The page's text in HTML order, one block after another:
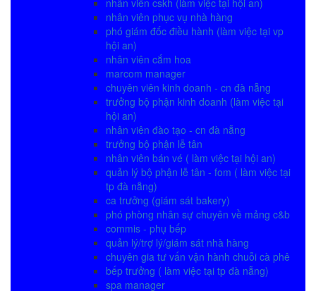
nhân viên cskh (làm việc tại hội an)
nhân viên phục vụ nhà hàng
phó giám đốc điều hành (làm việc tại vp
hội an)
nhân viên cắm hoa
marcom manager
chuyên viên kinh doanh - cn đà nẵng
trưởng bộ phận kinh doanh (làm việc tại
hội an)
nhân viên đào tạo - cn đà nẵng
trưởng bộ phận lễ tân
nhân viên bán vé ( làm việc tại hội an)
quản lý bộ phận lễ tân - fom ( làm việc tại
tp đà nẵng)
ca trưởng (giám sát bakery)
phó phòng nhân sự chuyên về mảng c&b
commis - phụ bếp
quản lý/trợ lý/giám sát nhà hàng
chuyên gia tư vấn vận hành chuỗi cà phê
bếp trưởng ( làm việc tại tp đà nẵng)
spa manager